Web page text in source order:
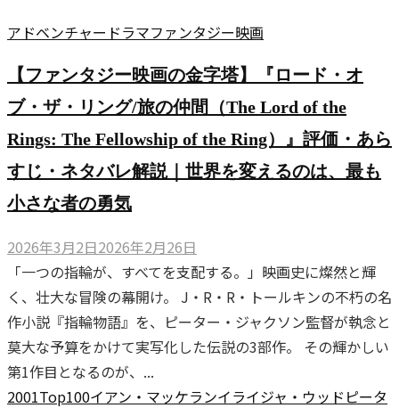
アドベンチャー ドラマファンタジー映画
【ファンタジー映画の金字塔】『ロード・オ
ブ・ザ・リング/旅の仲間（The Lord of the
Rings: The Fellowship of the Ring）』評価・あら
すじ・ネタバレ解説｜世界を変えるのは、最も
小さな者の勇気
2026年3月2日2026年2月26日
「一つの指輪が、すべてを支配する。」映画史に燦然と輝
く、壮大な冒険の幕開け。 J・R・R・トールキンの不朽の名
作小説『指輪物語』を、ピーター・ジャクソン監督が執念と
莫大な予算をかけて実写化した伝説の3部作。 その輝かしい
第1作目となるのが、...
2001Top100イアン・マッケランイライジャ・ウッド ピータ